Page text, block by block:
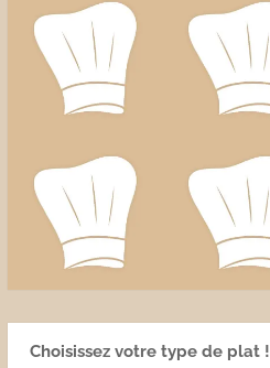
Choisissez votre type de plat !